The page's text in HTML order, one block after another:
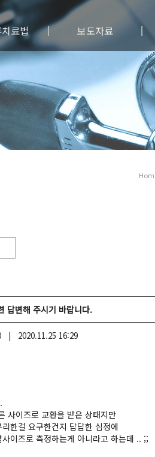
료법 보도자료
물요법
요법
피부치료
침 수술
수술
신문매체자료
칼럼
공지사항
답변해 주시기 바랍니다.
| 2020.11.25 16:29
사이즈로 교환을 받은 상태지만
한걸 요구한건지 답답한 심정에
이즈로 측정하는게 아니라고 하는데 .. ;;